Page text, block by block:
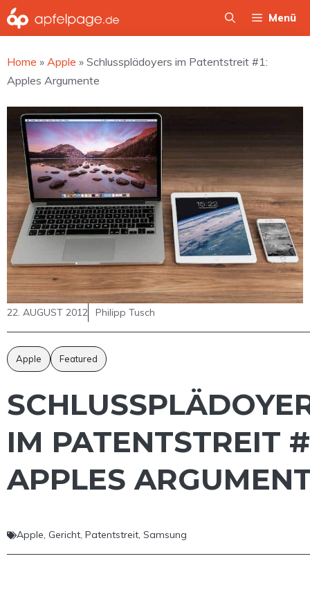
Zum
Inhalt
Menü
Home » Apple » Schlussplädoyers im Patentstreit #1:
Apples Argumente
22. AUGUST 2012 Philipp Tusch
Apple Featured
IM PATENTSTREIT
APPLES
Apple, Gericht, Patentstreit, Samsung